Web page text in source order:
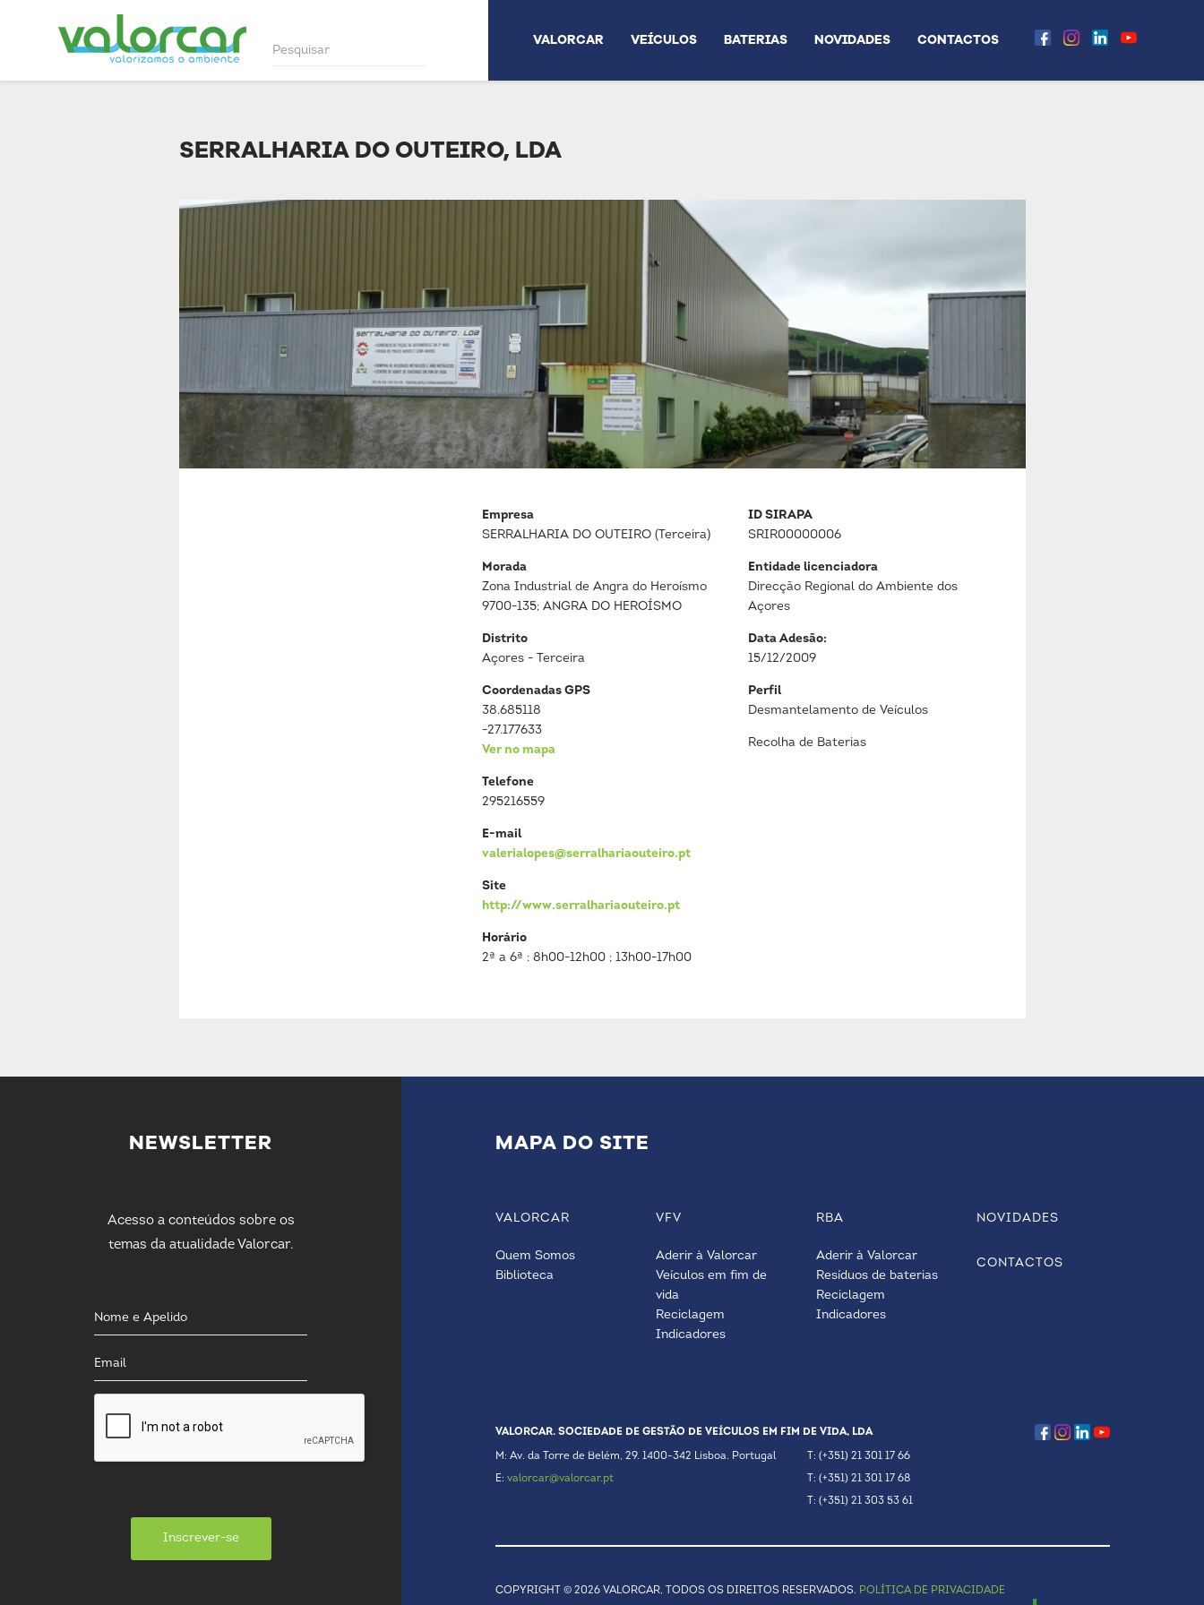
VALORCAR VEÍCULOS BATERIAS NOVIDADES CONTACTOS
SERRALHARIA DO OUTEIRO, LDA
Empresa
SERRALHARIA DO OUTEIRO (Terceira)
Morada
Zona Industrial de Angra do Heroísmo
9700-135; ANGRA DO HEROÍSMO
Distrito
Açores - Terceira
Coordenadas GPS
38.685118
-27.177633
Ver no mapa
Telefone
295216559
E-mail
valerialopes@serralhariaouteiro.pt
Site
http://www.serralhariaouteiro.pt
Horário
2ª a 6ª : 8h00-12h00 ; 13h00-17h00
ID SIRAPA
SRIR00000006
Entidade licenciadora
Direcção Regional do Ambiente dos
Açores
Data Adesão:
15/12/2009
Perfil
Desmantelamento de Veículos
Recolha de Baterias
NEWSLETTER
Acesso a conteúdos sobre os
temas da atualidade Valorcar.
Inscrever-se
MAPA DO SITE
VALORCAR
Quem Somos
Biblioteca
VFV
Aderir à Valorcar
Veículos em fim de
vida
Reciclagem
Indicadores
RBA
Aderir à Valorcar
Resíduos de baterias
Reciclagem
Indicadores
NOVIDADES
CONTACTOS
VALORCAR. SOCIEDADE DE GESTÃO DE VEÍCULOS EM FIM DE VIDA, LDA
M: Av. da Torre de Belém, 29. 1400-342 Lisboa. Portugal
E: valorcar@valorcar.pt
T: (+351) 21 301 17 66
T: (+351) 21 301 17 68
T: (+351) 21 303 53 61
COPYRIGHT © 2026 VALORCAR, TODOS OS DIREITOS RESERVADOS. POLÍTICA DE PRIVACIDADE